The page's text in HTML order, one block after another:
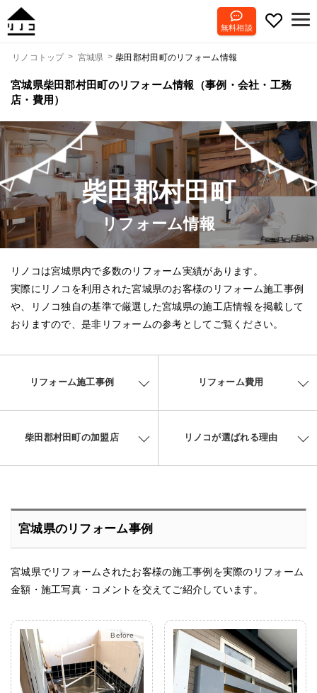
無料相談
リノコトップ 宮城県 柴田郡村田町のリフォーム情報
宮城県柴田郡村田町のリフォーム情報（事例・会社・工務
店・費用）
柴田郡村田町
リフォーム情報
リノコは宮城県内で多数のリフォーム実績があります。
実際にリノコを利用された宮城県のお客様のリフォーム施工事例
や、リノコ独自の基準で厳選した宮城県の施工店情報を掲載して
おりますので、是非リフォームの参考としてご覧ください。
リフォーム施工事例 リフォーム費用
柴田郡村田町の加盟店 リノコが選ばれる理由
宮城県のリフォーム事例
宮城県でリフォームされたお客様の施工事例を実際のリフォーム
金額・施工写真・コメントを交えてご紹介しています。
After